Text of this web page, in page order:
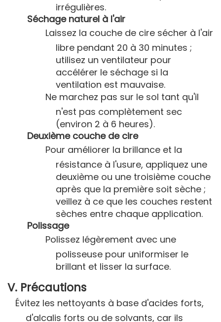
irrégulières.
Séchage naturel à l'air
Laissez la couche de cire sécher à l'air
libre pendant 20 à 30 minutes ;
utilisez un ventilateur pour
accélérer le séchage si la
ventilation est mauvaise.
Ne marchez pas sur le sol tant qu'il
n'est pas complètement sec
(environ 2 à 6 heures).
Deuxième couche de cire
Pour améliorer la brillance et la
résistance à l'usure, appliquez une
deuxième ou une troisième couche
après que la première soit sèche ;
veillez à ce que les couches restent
sèches entre chaque application.
Polissage
Polissez légèrement avec une
polisseuse pour uniformiser le
brillant et lisser la surface.
V. Précautions
Évitez les nettoyants à base d'acides forts,
d'alcalis forts ou de solvants, car ils